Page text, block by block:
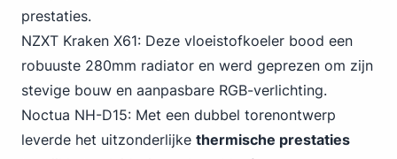
prestaties.
NZXT Kraken X61: Deze vloeistofkoeler bood een
robuuste 280mm radiator en werd geprezen om zijn
stevige bouw en aanpasbare RGB-verlichting.
Noctua NH-D15: Met een dubbel torenontwerp
leverde het uitzonderlijke thermische prestaties